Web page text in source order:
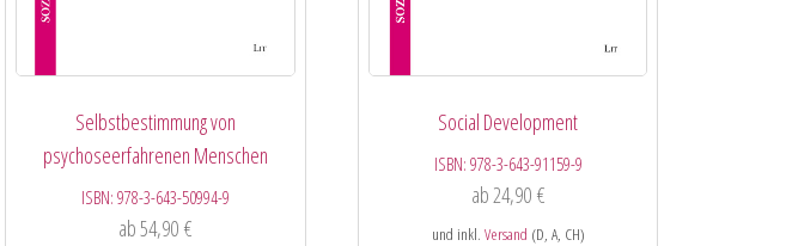
Selbstbestimmung von
psychoseerfahrenen Menschen
ISBN:978-3-643-50994-9
ab 54,90€
Social Development
ISBN: 978-3-643-91159-9
ab 24,90 €
und inkl. Versand (D, A, CH)